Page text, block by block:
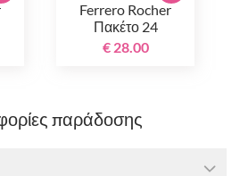
Ferrero Rocher
Πακέτο 24
τεμαχίων
€ 28.00
παράδοσης